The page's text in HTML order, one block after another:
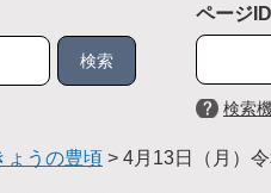
ページ
検索
ょうの豊頃 > 4月13日（月）